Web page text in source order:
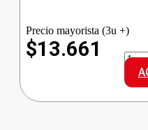
Precio mayorista (3u +)
$13.661